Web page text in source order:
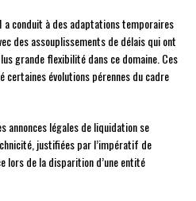
a conduit à des adaptations temporaires
des assouplissements de délais qui ont
grande flexibilité dans ce domaine. Ces
certaines évolutions pérennes du cadre
annonces légales de liquidation se
justifiées par l’impératif de
lors de la disparition d’une entité